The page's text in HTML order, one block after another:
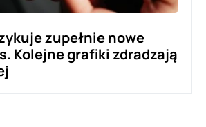
zupełnie nowe
Kolejne grafiki zdradzają